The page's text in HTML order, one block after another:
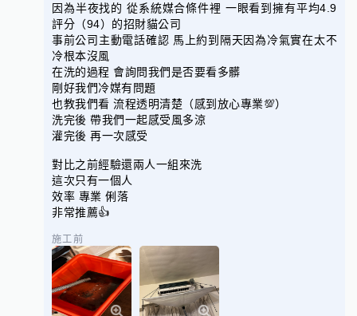
因為半夜找的 從系統媒合條件裡 一眼看到擁有平均4.9
評分（94）的招財貓公司
事前公司主動電話確認 馬上約到隔天因為冷氣實在太不
冷根本沒風
在洗的過程 會詢問我們是否要看多髒
剛好我們冷媒有問題
也教我們看 流程透明清楚（感到放心專業💯）
洗完後 帶我們一起感受風多涼
灌完後 再一次感受
對比之前經驗還兩人一組來洗
這次只有一個人
效率 專業 俐落
非常推薦👍
施工前